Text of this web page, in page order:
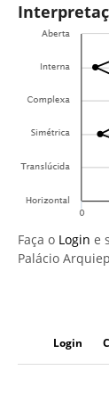
Faça o Login e
Palácio
Login